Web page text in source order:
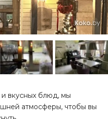
вкусных блюд, мы
атмосферы, чтобы вы